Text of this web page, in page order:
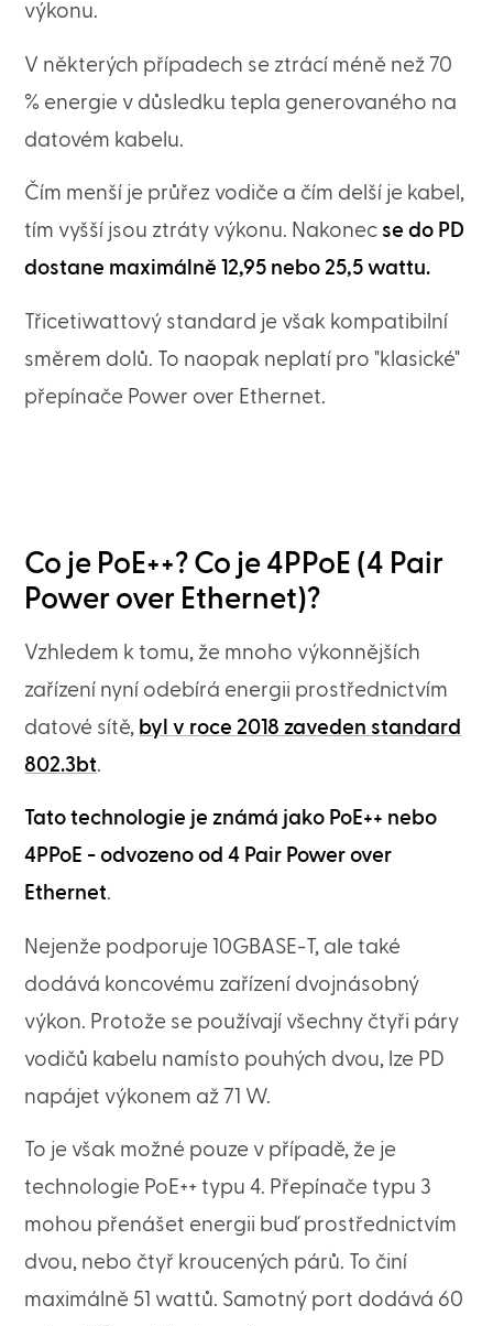
výkonu.
V některých případech se ztrácí méně než 70
% energie v důsledku tepla generovaného na
datovém kabelu.
Čím menší je průřez vodiče a čím delší je kabel,
tím vyšší jsou ztráty výkonu. Nakonec se do PD
dostane maximálně 12,95 nebo 25,5 wattu.
Třicetiwattový standard je však kompatibilní
směrem dolů. To naopak neplatí pro "klasické"
přepínače Power over Ethernet.
Co je PoE++? Co je 4PPoE (4 Pair
Power over Ethernet)?
Vzhledem k tomu, že mnoho výkonnějších
zařízení nyní odebírá energii prostřednictvím
datové sítě, byl v roce 2018 zaveden standard
802.3bt.
Tato technologie je známá jako PoE++ nebo
4PPoE - odvozeno od 4 Pair Power over
Ethernet.
Nejenže podporuje 10GBASE-T, ale také
dodává koncovému zařízení dvojnásobný
výkon. Protože se používají všechny čtyři páry
vodičů kabelu namísto pouhých dvou, lze PD
napájet výkonem až 71 W.
To je však možné pouze v případě, že je
technologie PoE++ typu 4. Přepínače typu 3
mohou přenášet energii buď prostřednictvím
dvou, nebo čtyř kroucených párů. To činí
maximálně 51 wattů. Samotný port dodává 60